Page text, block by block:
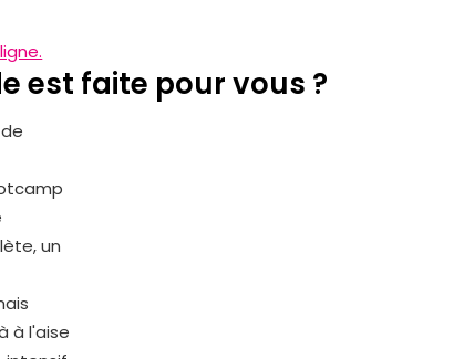
est faite pour vous ?
un
à l'aise